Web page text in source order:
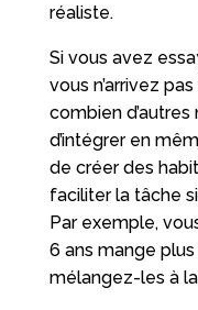
réaliste.
Si vous avez
vous n’arrivez
combien
d’intégrer en
de créer des
faciliter la tâche
Par exemple,
6 ans mange
mélangez-les à